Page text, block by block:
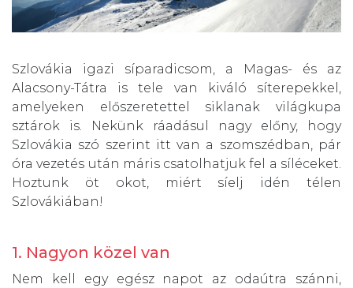
Szlovákia igazi síparadicsom, a Magas- és az
Alacsony-Tátra is tele van kiváló síterepekkel,
amelyeken előszeretettel siklanak világkupa
sztárok is. Nekünk ráadásul nagy előny, hogy
Szlovákia szó szerint itt van a szomszédban, pár
óra vezetés után máris csatolhatjuk fel a síléceket.
Hoztunk öt okot, miért síelj idén télen
Szlovákiában!
1. Nagyon közel van
Nem kell egy egész napot az odaútra szánni,